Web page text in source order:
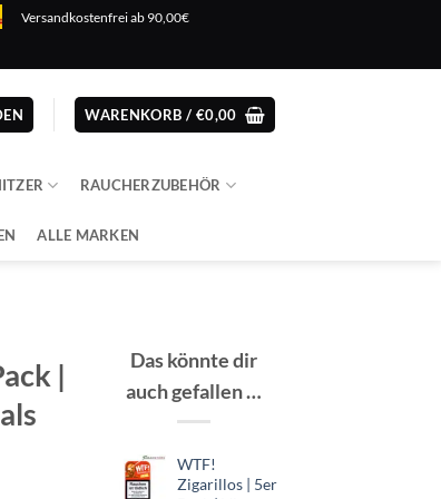
Versandkostenfrei ab 90,00€
WARENKORB / €0,00
RAUCHERZUBEHÖR
ALLE MARKEN
|
Das könnte dir
auch gefallen …
WTF!
Zigarillos | 5er